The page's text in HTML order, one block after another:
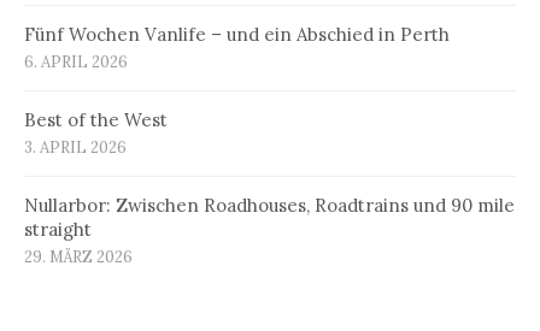
Fünf Wochen Vanlife – und ein Abschied in Perth
6. APRIL 2026
Best of the West
3. APRIL 2026
Nullarbor: Zwischen Roadhouses, Roadtrains und 90 mile
straight
29. MÄRZ 2026